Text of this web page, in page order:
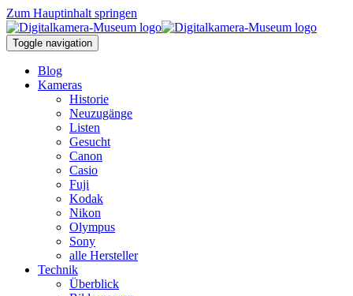
Zum Hauptinhalt springen
Toggle navigation
Blog
Kameras
Historie
Neuzugänge
Listen
Gesucht
Canon
Casio
Fuji
Kodak
Nikon
Olympus
Sony
alle Hersteller
Technik
Überblick